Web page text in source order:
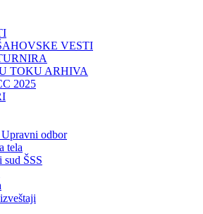
VESTI
TOKU ARHIVA
2025
odbor
tela
ŠSS